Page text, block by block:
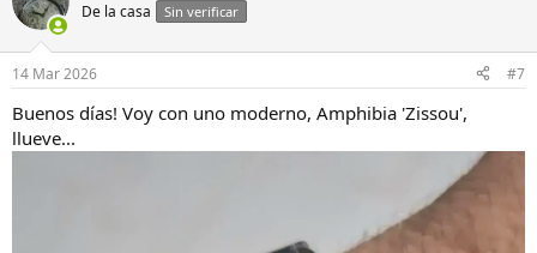
De la casa Sin verificar
14 Mar 2026 #7
Buenos días! Voy con uno moderno, Amphibia 'Zissou',
llueve...